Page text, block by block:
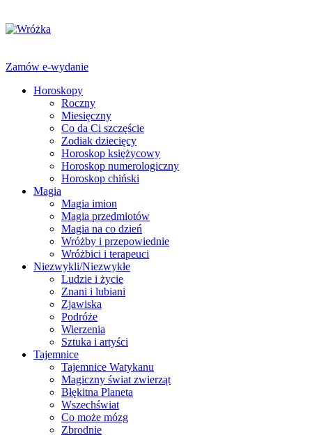
Zamów e-wydanie
Horoskopy
Roczny
Miesięczny
Co da Ci szczęście
Zodiak dziecięcy
Horoskop księżycowy
Horoskop numerologiczny
Horoskop chiński
Magia
Magia imion
Magia przedmiotów
Magia na co dzień
Wróżby i przepowiednie
Wróżbici i terapeuci
Niezwykli/Niezwykłe
Ludzie i życie
Znani i lubiani
Zjawiska
Podróże
Wierzenia
Sztuka i artyści
Tajemnice
Tajemnice Watykanu
Magiczny świat zwierząt
Błękitna Planeta
Wszechświat
Co może mózg
Zbrodnie